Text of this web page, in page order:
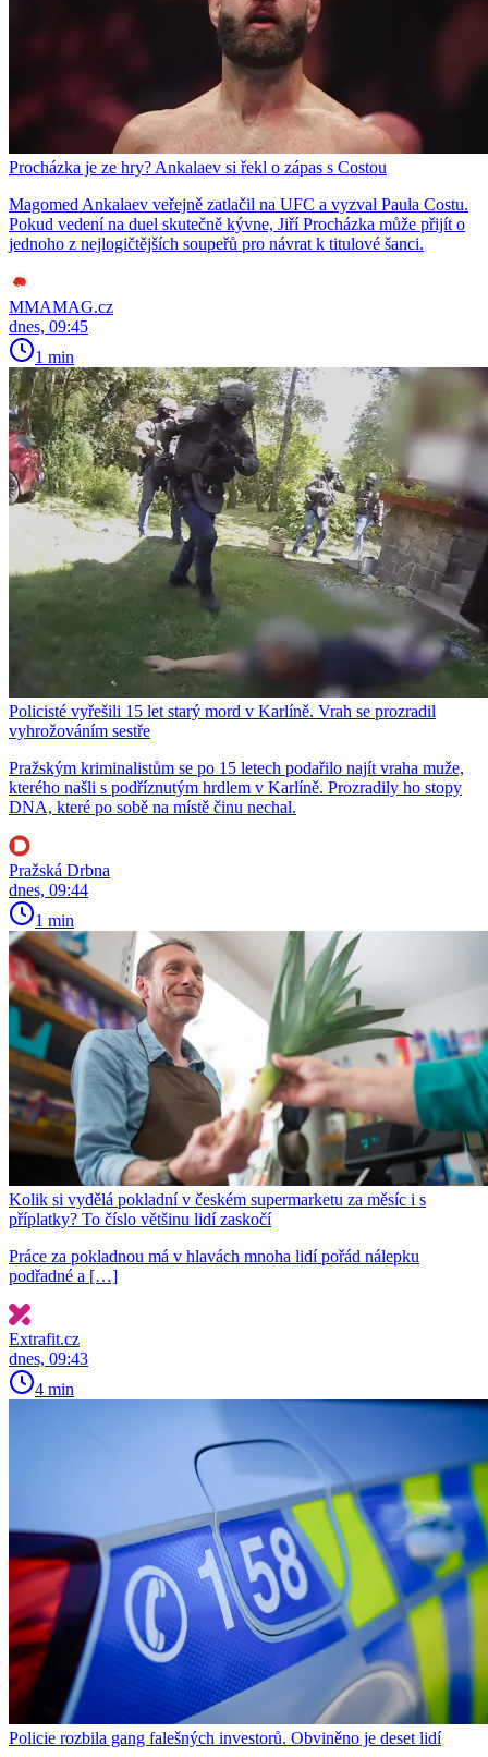
Procházka je ze hry? Ankalaev si řekl o zápas s Costou
Magomed Ankalaev veřejně zatlačil na UFC a vyzval Paula Costu.
Pokud vedení na duel skutečně kývne, Jiří Procházka může přijít o
jednoho z nejlogičtějších soupeřů pro návrat k titulové šanci.
MMAMAG.cz
dnes, 09:45
1 min
Policisté vyřešili 15 let starý mord v Karlíně. Vrah se prozradil
vyhrožováním sestře
Pražským kriminalistům se po 15 letech podařilo najít vraha muže,
kterého našli s podříznutým hrdlem v Karlíně. Prozradily ho stopy
DNA, které po sobě na místě činu nechal.
Pražská Drbna
dnes, 09:44
1 min
Kolik si vydělá pokladní v českém supermarketu za měsíc i s
příplatky? To číslo většinu lidí zaskočí
Práce za pokladnou má v hlavách mnoha lidí pořád nálepku
podřadné a […]
Extrafit.cz
dnes, 09:43
4 min
Policie rozbila gang falešných investorů. Obviněno je deset lidí